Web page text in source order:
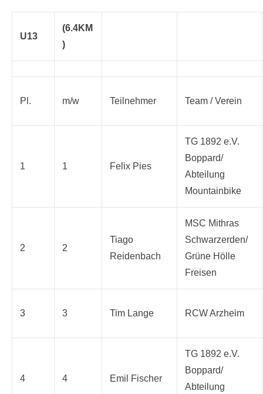
U13
(6.4KM
)
Pl. m/w Teilnehmer Team / Verein
1 1 Felix Pies
TG 1892 e.V.
Boppard/
Abteilung
Mountainbike
2 2
Tiago
Reidenbach
MSC Mithras
Schwarzerden/
Grüne Hölle
Freisen
3 3 Tim Lange RCW Arzheim
4 4 Emil Fischer
TG 1892 e.V.
Boppard/
Abteilung